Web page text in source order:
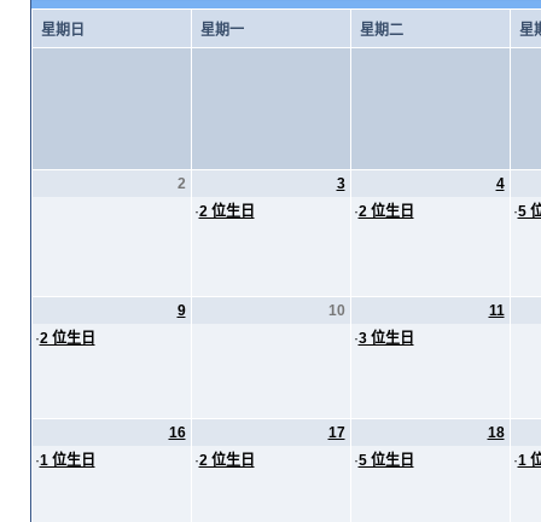
星期日 星期一 星期二 星
2
3
·2 位生日
4
·2 位生日 ·5
9
·2 位生日
10
11
·3 位生日
16
·1 位生日
17
·2 位生日
18
·5 位生日 ·1